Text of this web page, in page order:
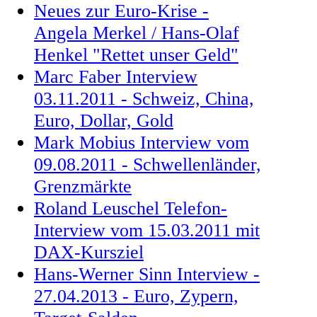
Neues zur Euro-Krise -
Angela Merkel / Hans-Olaf
Henkel "Rettet unser Geld"
Marc Faber Interview
03.11.2011 - Schweiz, China,
Euro, Dollar, Gold
Mark Mobius Interview vom
09.08.2011 - Schwellenländer,
Grenzmärkte
Roland Leuschel Telefon-
Interview vom 15.03.2011 mit
DAX-Kursziel
Hans-Werner Sinn Interview -
27.04.2013 - Euro, Zypern,